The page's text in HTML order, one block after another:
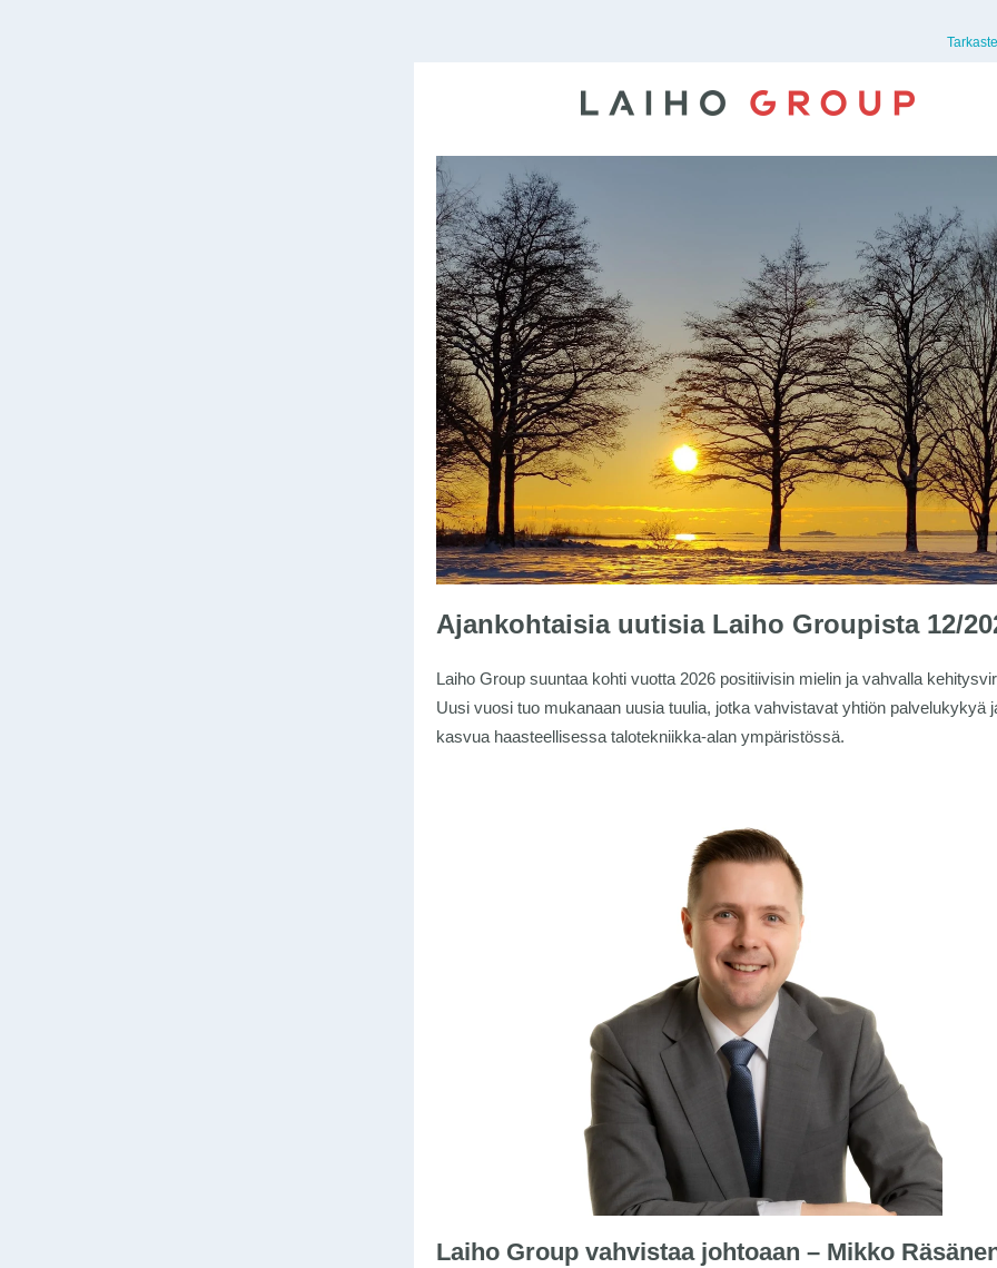
Ajankohtaisia uutisia Laiho Groupista 12/
Laiho Group suuntaa kohti vuotta 2026 positiivisin mielin ja vahvalla
Uusi vuosi tuo mukanaan uusia tuulia, jotka vahvistavat yhtiön palvelukykyä
kasvua haasteellisessa talotekniikka-alan ympäristössä.
Laiho Group vahvistaa johtoaan – Mikko